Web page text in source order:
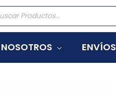
NOSOTROS ENVÍOS